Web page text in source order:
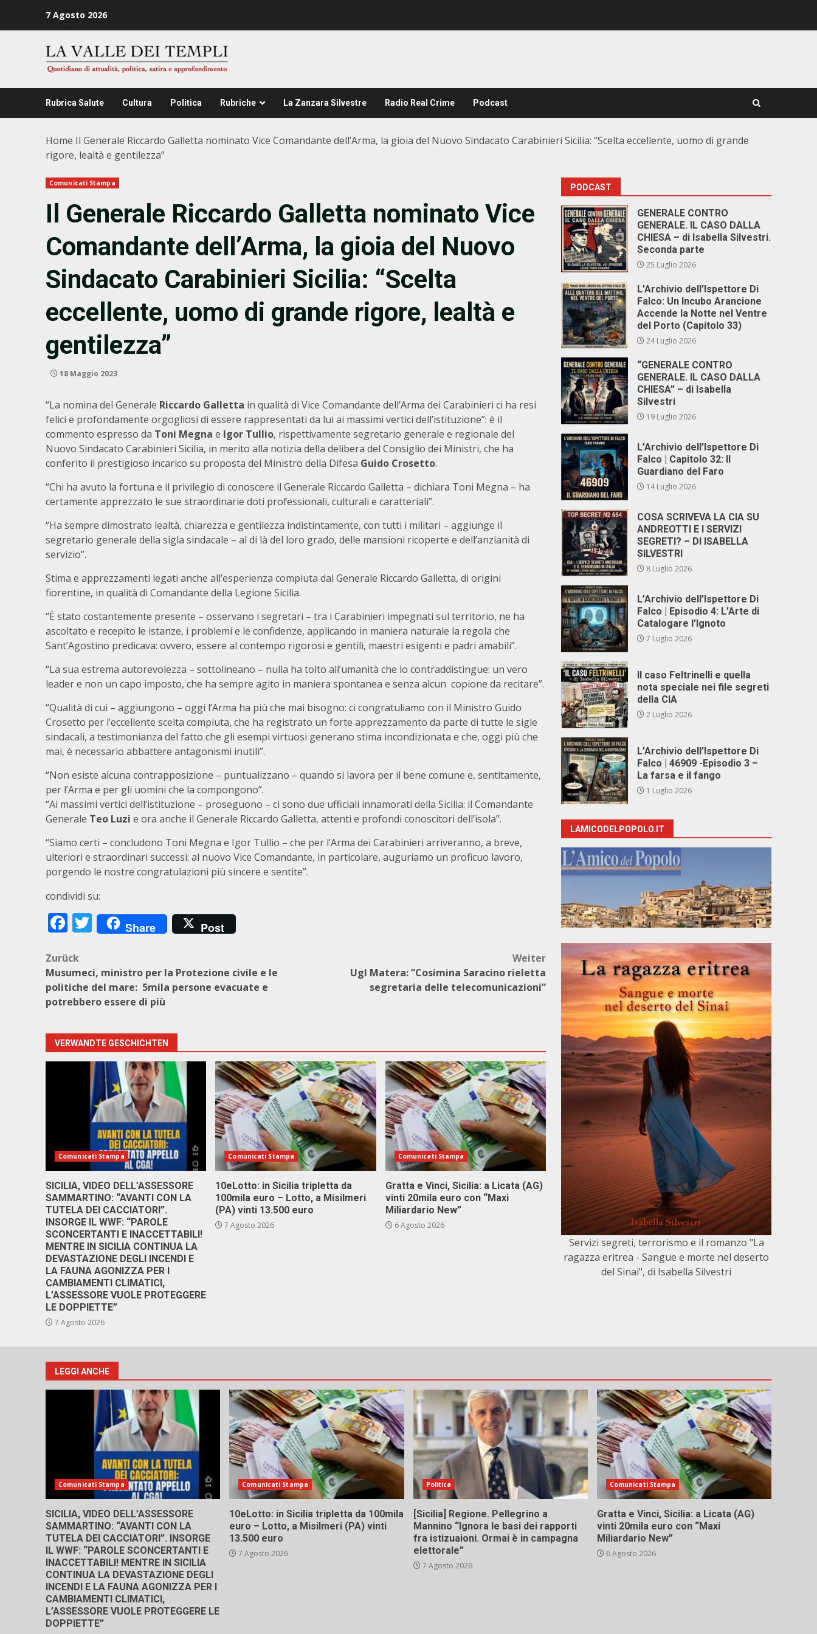
7 Agosto 2026
Rubrica Salute Cultura Politica Rubriche La Zanzara Silvestre Radio Real Crime Podcast
Home Il Generale Riccardo Galletta nominato Vice Comandante dell’Arma, la gioia del Nuovo Sindacato Carabinieri Sicilia: “Scelta eccellente, uomo di grande
rigore, lealtà e gentilezza”
Comunicati Stampa
Il Generale Riccardo Galletta nominato Vice
Comandante dell’Arma, la gioia del Nuovo
Sindacato Carabinieri Sicilia: “Scelta
eccellente, uomo di grande rigore, lealtà e
gentilezza”
18 Maggio 2023
“La nomina del Generale Riccardo Galletta in qualità di Vice Comandante dell’Arma dei Carabinieri ci ha resi
felici e profondamente orgogliosi di essere rappresentati da lui ai massimi vertici dell’istituzione”: è il
commento espresso da Toni Megna e Igor Tullio, rispettivamente segretario generale e regionale del
Nuovo Sindacato Carabinieri Sicilia, in merito alla notizia della delibera del Consiglio dei Ministri, che ha
conferito il prestigioso incarico su proposta del Ministro della Difesa Guido Crosetto.
“Chi ha avuto la fortuna e il privilegio di conoscere il Generale Riccardo Galletta – dichiara Toni Megna – ha
certamente apprezzato le sue straordinarie doti professionali, culturali e caratteriali”.
“Ha sempre dimostrato lealtà, chiarezza e gentilezza indistintamente, con tutti i militari – aggiunge il
segretario generale della sigla sindacale – al di là del loro grado, delle mansioni ricoperte e dell’anzianità di
servizio”.
Stima e apprezzamenti legati anche all’esperienza compiuta dal Generale Riccardo Galletta, di origini
fiorentine, in qualità di Comandante della Legione Sicilia.
“È stato costantemente presente – osservano i segretari – tra i Carabinieri impegnati sul territorio, ne ha
ascoltato e recepito le istanze, i problemi e le confidenze, applicando in maniera naturale la regola che
Sant’Agostino predicava: ovvero, essere al contempo rigorosi e gentili, maestri esigenti e padri amabili”.
“La sua estrema autorevolezza – sottolineano – nulla ha tolto all’umanità che lo contraddistingue: un vero
leader e non un capo imposto, che ha sempre agito in maniera spontanea e senza alcun copione da recitare”.
“Qualità di cui – aggiungono – oggi l’Arma ha più che mai bisogno: ci congratuliamo con il Ministro Guido
Crosetto per l’eccellente scelta compiuta, che ha registrato un forte apprezzamento da parte di tutte le sigle
sindacali, a testimonianza del fatto che gli esempi virtuosi generano stima incondizionata e che, oggi più che
mai, è necessario abbattere antagonismi inutili”.
“Non esiste alcuna contrapposizione – puntualizzano – quando si lavora per il bene comune e, sentitamente,
per l’Arma e per gli uomini che la compongono”.
“Ai massimi vertici dell’istituzione – proseguono – ci sono due ufficiali innamorati della Sicilia: il Comandante
Generale Teo Luzi e ora anche il Generale Riccardo Galletta, attenti e profondi conoscitori dell’isola”.
“Siamo certi – concludono Toni Megna e Igor Tullio – che per l’Arma dei Carabinieri arriveranno, a breve,
ulteriori e straordinari successi: al nuovo Vice Comandante, in particolare, auguriamo un proficuo lavoro,
porgendo le nostre congratulazioni più sincere e sentite”.
condividi su:
Facebook
Twitter
Share Post
Beitragsnavigation
Zurück
Musumeci, ministro per la Protezione civile e le
politiche del mare: 5mila persone evacuate e
potrebbero essere di più
Weiter
Ugl Matera: ”Cosimina Saracino rieletta
segretaria delle telecomunicazioni”
VERWANDTE GESCHICHTEN
Comunicati Stampa
SICILIA, VIDEO DELL’ASSESSORE
SAMMARTINO: “AVANTI CON LA
TUTELA DEI CACCIATORI”.
INSORGE IL WWF: “PAROLE
SCONCERTANTI E INACCETTABILI!
MENTRE IN SICILIA CONTINUA LA
DEVASTAZIONE DEGLI INCENDI E
LA FAUNA AGONIZZA PER I
CAMBIAMENTI CLIMATICI,
L’ASSESSORE VUOLE PROTEGGERE
LE DOPPIETTE”
7 Agosto 2026
Comunicati Stampa
10eLotto: in Sicilia tripletta da
100mila euro – Lotto, a Misilmeri
(PA) vinti 13.500 euro
7 Agosto 2026
Comunicati Stampa
Gratta e Vinci, Sicilia: a Licata (AG)
vinti 20mila euro con “Maxi
Miliardario New”
6 Agosto 2026
PODCAST
GENERALE CONTRO
GENERALE. IL CASO DALLA
CHIESA – di Isabella Silvestri.
Seconda parte
25 Luglio 2026
L’Archivio dell’Ispettore Di
Falco: Un Incubo Arancione
Accende la Notte nel Ventre
del Porto (Capitolo 33)
24 Luglio 2026
“GENERALE CONTRO
GENERALE. IL CASO DALLA
CHIESA” – di Isabella
Silvestri
19 Luglio 2026
L’Archivio dell’Ispettore Di
Falco | Capitolo 32: Il
Guardiano del Faro
14 Luglio 2026
COSA SCRIVEVA LA CIA SU
ANDREOTTI E I SERVIZI
SEGRETI? – DI ISABELLA
SILVESTRI
8 Luglio 2026
L’Archivio dell’Ispettore Di
Falco | Episodio 4: L’Arte di
Catalogare l’Ignoto
7 Luglio 2026
Il caso Feltrinelli e quella
nota speciale nei file segreti
della CIA
2 Luglio 2026
L’Archivio dell’Ispettore Di
Falco | 46909 -Episodio 3 –
La farsa e il fango
1 Luglio 2026
LAMICODELPOPOLO.IT
Servizi segreti, terrorismo e il romanzo "La
ragazza eritrea - Sangue e morte nel deserto
del Sinai", di Isabella Silvestri
LEGGI ANCHE
Comunicati Stampa
SICILIA, VIDEO DELL’ASSESSORE
SAMMARTINO: “AVANTI CON LA
TUTELA DEI CACCIATORI”. INSORGE
IL WWF: “PAROLE SCONCERTANTI E
INACCETTABILI! MENTRE IN SICILIA
CONTINUA LA DEVASTAZIONE DEGLI
INCENDI E LA FAUNA AGONIZZA PER I
CAMBIAMENTI CLIMATICI,
L’ASSESSORE VUOLE PROTEGGERE LE
DOPPIETTE”
Comunicati Stampa
10eLotto: in Sicilia tripletta da 100mila
euro – Lotto, a Misilmeri (PA) vinti
13.500 euro
7 Agosto 2026
Politica
[Sicilia] Regione. Pellegrino a
Mannino “Ignora le basi dei rapporti
fra istizuaioni. Ormai è in campagna
elettorale”
7 Agosto 2026
Comunicati Stampa
Gratta e Vinci, Sicilia: a Licata (AG)
vinti 20mila euro con “Maxi
Miliardario New”
6 Agosto 2026